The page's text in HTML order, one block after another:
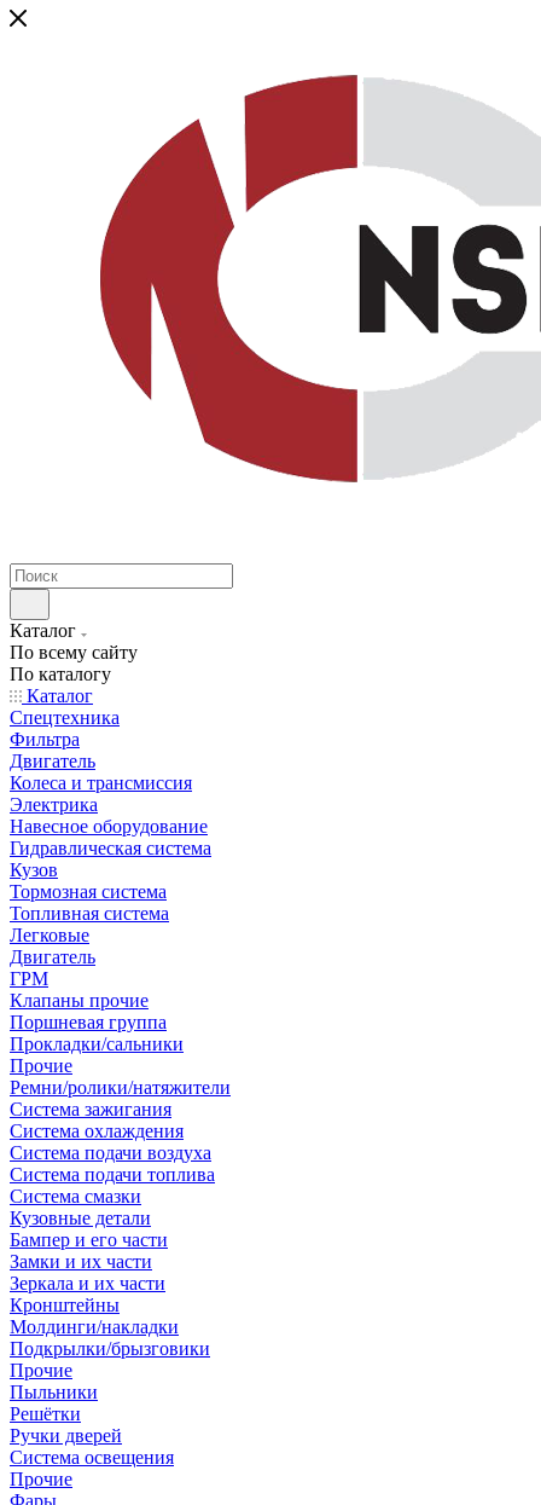
Каталог
По всему сайту
По каталогу
Каталог
Спецтехника
Фильтра
Двигатель
Колеса и трансмиссия
Электрика
Навесное оборудование
Гидравлическая система
Кузов
Тормозная система
Топливная система
Легковые
Двигатель
ГРМ
Клапаны прочие
Поршневая группа
Прокладки/сальники
Прочие
Ремни/ролики/натяжители
Система зажигания
Система охлаждения
Система подачи воздуха
Система подачи топлива
Система смазки
Кузовные детали
Бампер и его части
Замки и их части
Зеркала и их части
Кронштейны
Молдинги/накладки
Подкрылки/брызговики
Прочие
Пыльники
Решётки
Ручки дверей
Система освещения
Прочие
Фары